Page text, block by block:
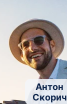
Антон
Скорич